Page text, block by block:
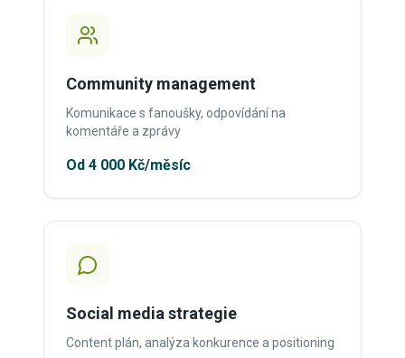
Community management
Komunikace s fanoušky, odpovídání na
komentáře a zprávy
Od 4 000 Kč/měsíc
Social media strategie
Content plán, analýza konkurence a positioning